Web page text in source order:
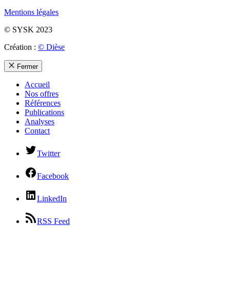
Mentions légales
© SYSK 2023
Création : © Dièse
Fermer
Accueil
Nos offres
Références
Publications
Analyses
Contact
Twitter
Facebook
LinkedIn
RSS Feed